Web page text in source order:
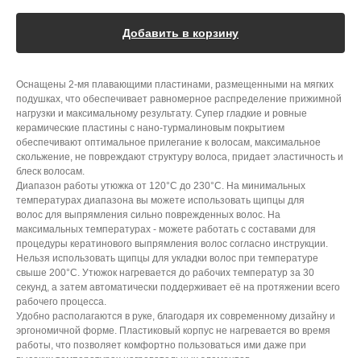
Добавить в корзину
Оснащены 2-мя плавающими пластинами, размещенными на мягких
подушках, что обеспечивает равномерное распределение прижимной
нагрузки и максимальному результату. Супер гладкие и ровные
керамические пластины с нано-турмалиновым покрытием
обеспечивают оптимальное прилегание к волосам, максимальное
скольжение, не повреждают структуру волоса, придает эластичность и
блеск волосам.
Диапазон работы утюжка от 120°С до 230°С. На минимальных
температурах диапазона вы можете использовать щипцы для
волос для выпрямления сильно поврежденных волос. На
максимальных температурах - можете работать с составами для
процедуры кератинового выпрямления волос согласно инструкции.
Нельзя использовать щипцы для укладки волос при температуре
свыше 200°С. Утюжок нагревается до рабочих температур за 30
секунд, а затем автоматически поддерживает её на протяжении всего
рабочего процесса.
Удобно располагаются в руке, благодаря их современному дизайну и
эргономичной форме. Пластиковый корпус не нагревается во время
работы, что позволяет комфортно пользоваться ими даже при